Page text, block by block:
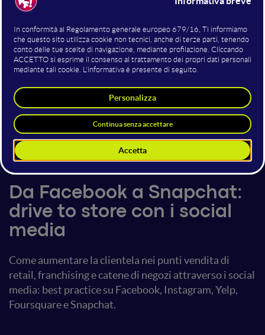
Responsabile Marketing
Websolute
9 luglio 2016 16:00 - 16:40
Social Media Marketing
Da Facebook a Snapchat:
drive to store con i social
media
Come aumentare la clientela nei punti vendita di
retail, franchising e catene di negozi attraverso i social
media: best practice su Facebook, Instagram, Yelp,
Foursquare e Snapchat.